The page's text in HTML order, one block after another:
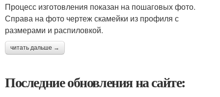
Процесс изготовления показан на пошаговых фото.
Справа на фото чертеж скамейки из профиля с
размерами и распиловкой.
читать дальше →
Последние обновления на сайте: